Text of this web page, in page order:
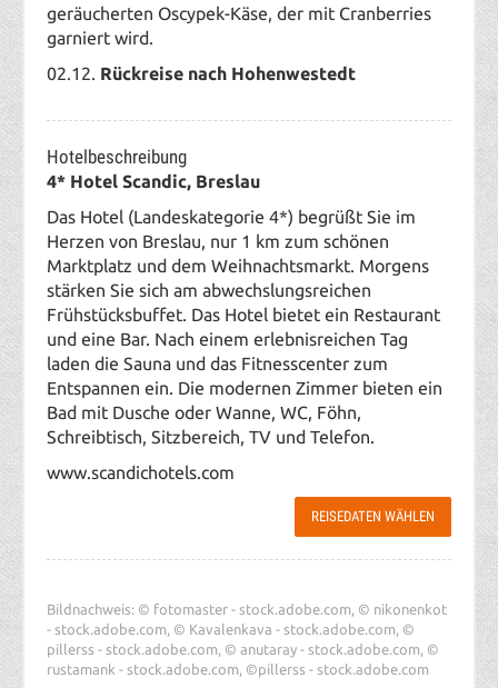
geräucherten Oscypek-Käse, der mit Cranberries
garniert wird.
02.12. Rückreise nach Hohenwestedt
Hotelbeschreibung
4* Hotel Scandic, Breslau
Das Hotel (Landeskategorie 4*) begrüßt Sie im
Herzen von Breslau, nur 1 km zum schönen
Marktplatz und dem Weihnachtsmarkt. Morgens
stärken Sie sich am abwechslungsreichen
Frühstücksbuffet. Das Hotel bietet ein Restaurant
und eine Bar. Nach einem erlebnisreichen Tag
laden die Sauna und das Fitnesscenter zum
Entspannen ein. Die modernen Zimmer bieten ein
Bad mit Dusche oder Wanne, WC, Föhn,
Schreibtisch, Sitzbereich, TV und Telefon.
www.scandichotels.com
REISEDATEN WÄHLEN
Bildnachweis: © fotomaster - stock.adobe.com, © nikonenkot
- stock.adobe.com, © Kavalenkava - stock.adobe.com, ©
pillerss - stock.adobe.com, © anutaray - stock.adobe.com, ©
rustamank - stock.adobe.com, ©pillerss - stock.adobe.com